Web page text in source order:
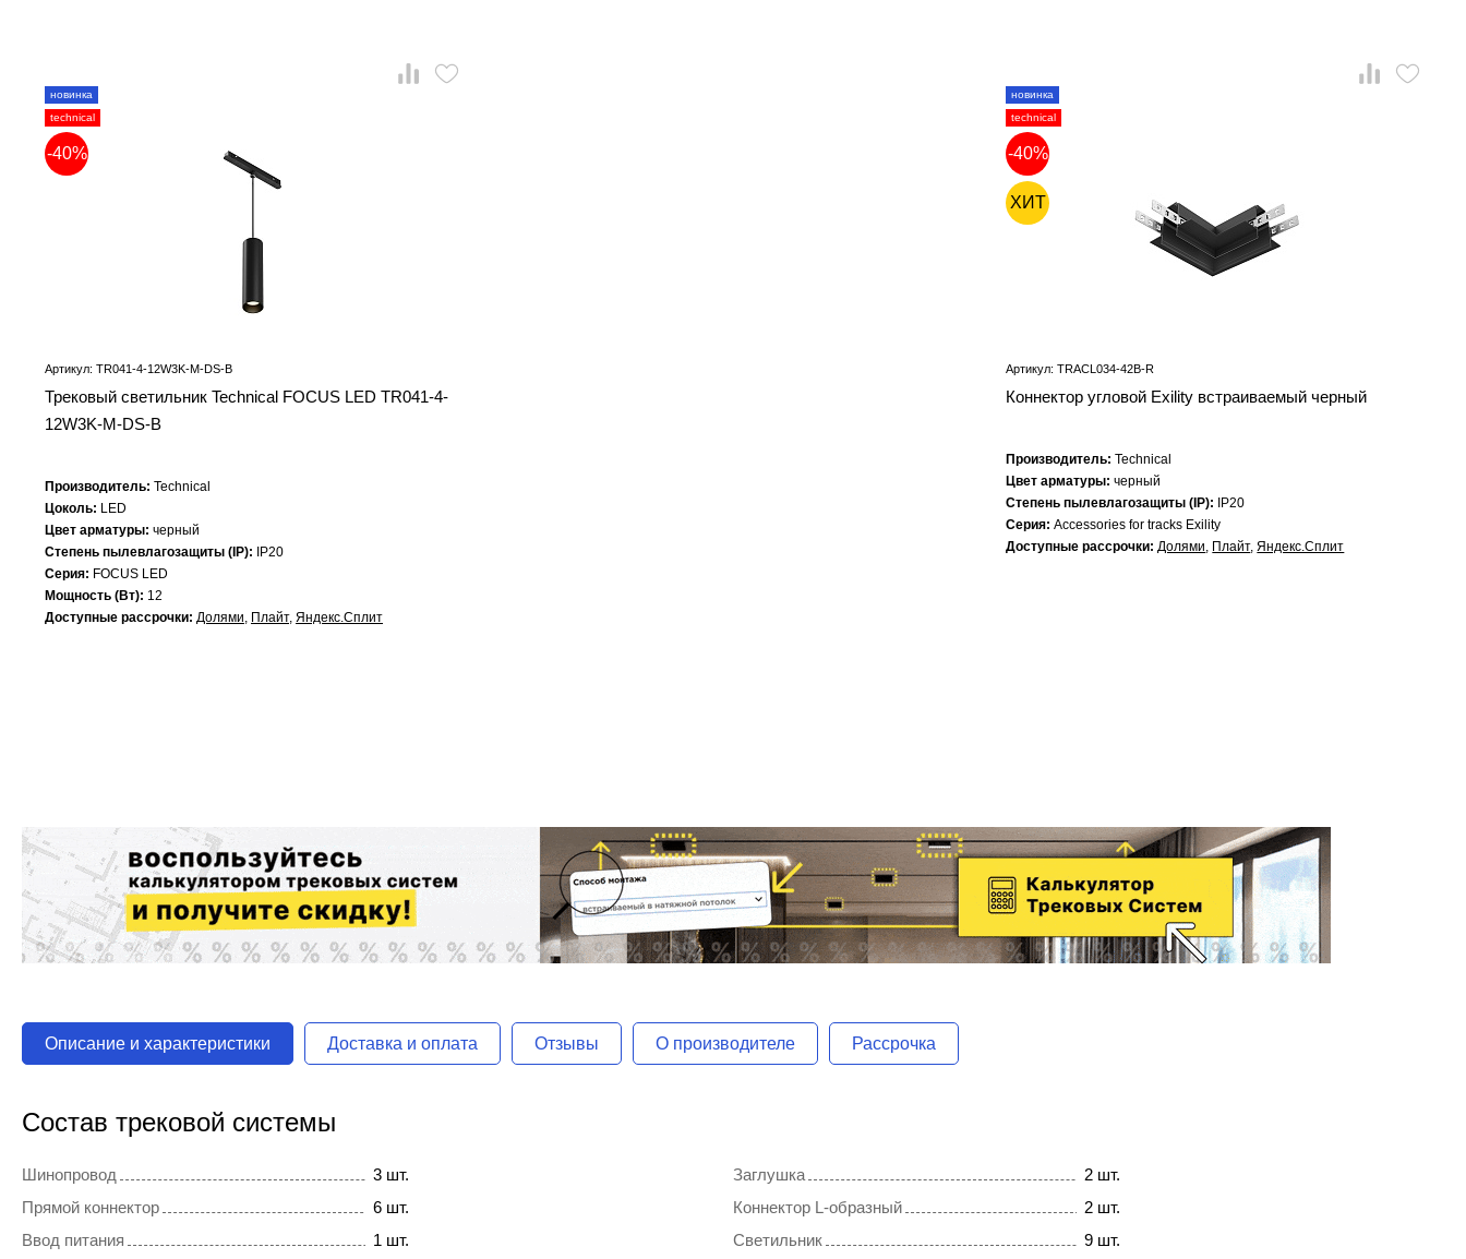
новинка
technical
-40%
Артикул: TR041-4-12W3K-M-DS-B
Трековый светильник Technical FOCUS LED TR041-4-
12W3K-M-DS-B
Производитель: Technical
Цоколь: LED
Цвет арматуры: черный
Степень пылевлагозащиты (IP):
IP20
Серия: FOCUS LED
Мощность (Вт): 12
Доступные рассрочки: Долями, Плайт, Яндекс.Сплит
новинка
technical
-40%
ХИТ
Артикул: TRACL034-42B-R
Коннектор угловой Exility встраиваемый черный
Производитель:Technical
Цвет арматуры:черный
Степень пылевлагозащиты (IP):
IP20
Серия:Accessories for tracks Exility
Доступные рассрочки:Долями, Плайт,Яндекс.Сплит
Описание и характеристики Доставка и оплата Отзывы О производителе Рассрочка
Состав трековой системы
Шинопровод 3 шт. Заглушка
2 шт.
Прямой коннектор
6 шт. Коннектор L-образный
2 шт.
Ввод питания
1 шт. Светильник 9 шт.